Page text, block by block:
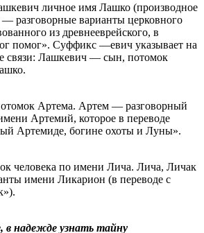
личное имя Лашко (производное
разговорные варианты церковного
из древнееврейского, в
помог». Суффикс —евич указывает на
связи: Лашкевич — сын, потомок
Артема. Артем — разговорный
Артемий, которое в переводе
Артемиде, богине охоты и Луны».
человека по имени Лича. Лича, Личак
имени Ликарион (в переводе с
в надежде узнать тайну